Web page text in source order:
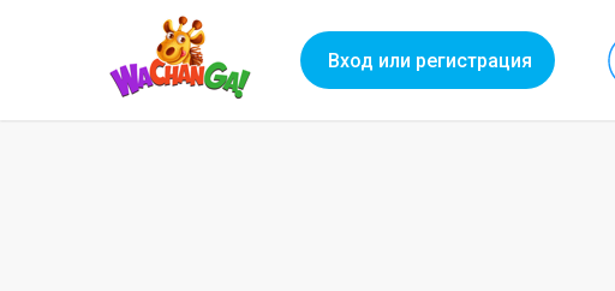
Вход или регистрация